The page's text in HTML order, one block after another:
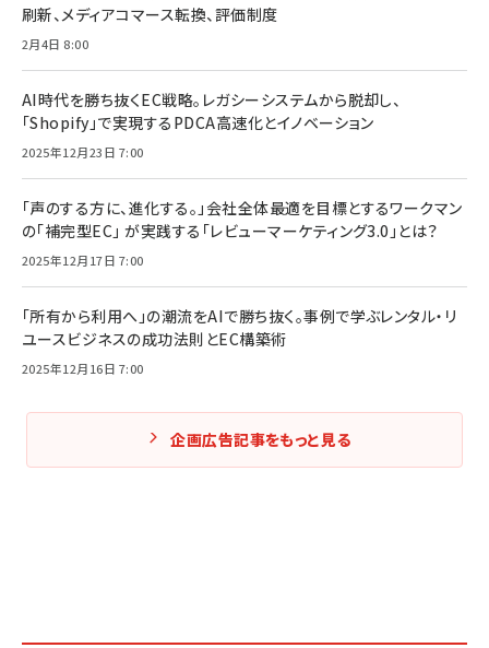
刷新、メディアコマース転換、評価制度
2月4日 8:00
AI時代を勝ち抜くEC戦略。レガシーシステムから脱却し、
「Shopify」で実現するPDCA高速化とイノベーション
2025年12月23日 7:00
「声のする方に、進化する。」会社全体最適を目標とするワークマン
の「補完型EC」 が実践する「レビューマーケティング3.0」とは？
2025年12月17日 7:00
「所有から利用へ」の潮流をAIで勝ち抜く。事例で学ぶレンタル・リ
ユースビジネスの成功法則とEC構築術
2025年12月16日 7:00
企画広告記事をもっと見る